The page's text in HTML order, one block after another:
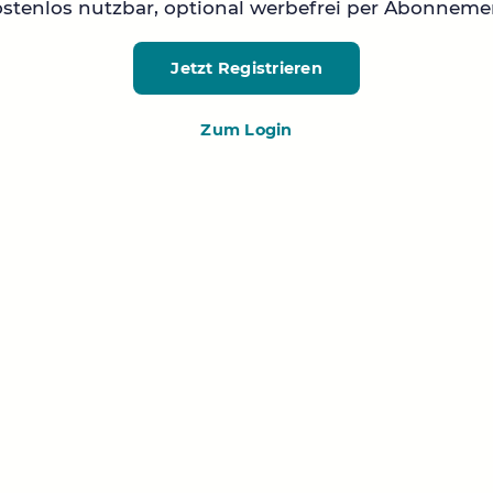
nutzbar, optional werbefrei per
Jetzt Registrieren
Zum Login